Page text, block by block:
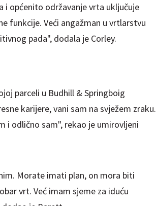
i općenito održavanje vrta uključuje
funkcije. Veći angažman u vrtlarstvu
pada", dodala je Corley.
parceli u Budhill & Springboig
karijere, vani sam na svježem zraku.
i odlično sam", rekao je umirovljeni
Morate imati plan, on mora biti
vrt. Već imam sjeme za iduću